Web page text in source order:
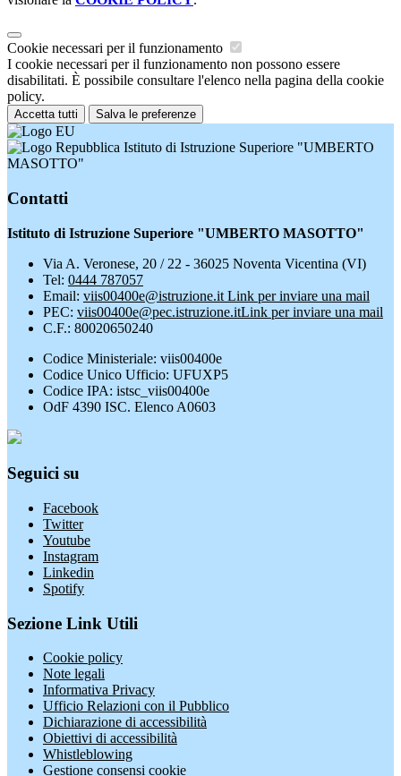
Cookie necessari per il funzionamento
I cookie necessari per il funzionamento non possono essere
disabilitati. È possibile consultare l'elenco nella pagina della cookie
policy.
Accetta tutti Salva le preferenze
Istituto di Istruzione Superiore "UMBERTO
MASOTTO"
Contatti
Istituto di Istruzione Superiore "UMBERTO MASOTTO"
Via A. Veronese, 20 / 22 - 36025 Noventa Vicentina (VI)
Tel: 0444 787057
Email: viis00400e@istruzione.it Link per inviare una mail
PEC: viis00400e@pec.istruzione.itLink per inviare una mail
C.F.: 80020650240
Codice Ministeriale: viis00400e
Codice Unico Ufficio: UFUXP5
Codice IPA: istsc_viis00400e
OdF 4390 ISC. Elenco A0603
Seguici su
Facebook
Twitter
Youtube
Instagram
Linkedin
Spotify
Sezione Link Utili
Cookie policy
Note legali
Informativa Privacy
Ufficio Relazioni con il Pubblico
Dichiarazione di accessibilità
Obiettivi di accessibilità
Whistleblowing
Gestione consensi cookie